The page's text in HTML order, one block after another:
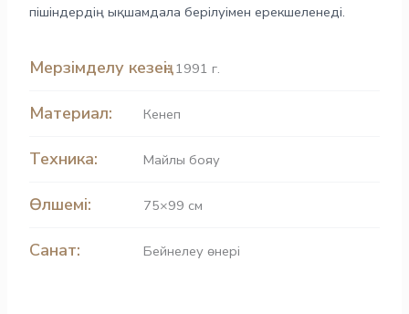
пішіндердің ықшамдала берілуімен ерекшеленеді.
Мерзімделу кезеңі: 1991 г.
Материал: Кенеп
Техника: Майлы бояу
Өлшемі: 75×99 см
Санат: Бейнелеу өнері